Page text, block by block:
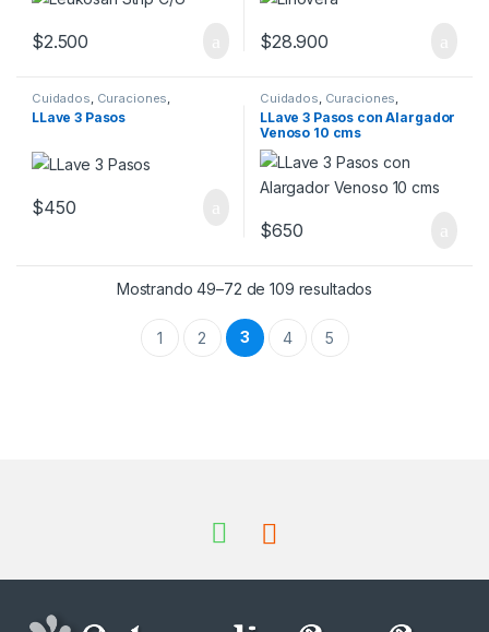
$2.500 $28.900
Cuidados Curaciones
Insumos ,Ortopedia
LLave 3 Pasos
$450
Cuidados Curaciones
Insumos ,Ortopedia
LLave 3 Pasos con Alargador
Venoso 10 cms
$650
Mostrando 49–72 de 109 resultados
1 2 3 4 5